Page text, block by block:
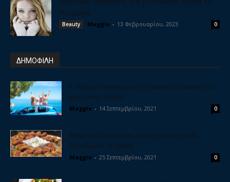
Χειμώνα
Beauty Maggie - 13 Φεβρουαρίου, 2023 0
ΔΗΜΟΦΙΛΗ
5 υπέροχοι προορισμοί για διακοπές με αυτοκίνητο
κοντά στην Αθήνα
Maggie - 14 Σεπτεμβρίου, 2021 0
Μπιφτέκια λαχανικών, η θεϊκή γεύση που θα
ξετρελλάνει τα παιδιά
Maggie - 25 Σεπτεμβρίου, 2021 0